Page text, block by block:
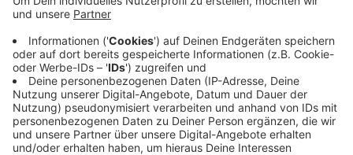
eine Tegball-Platte und erneuerte Flächen für
Basketball und Fußball. Für kleine Kinder wird es
eine Schaukel und eine Wippe geben. Im Frühjahr
soll der neue Spielplatz Münzstraße fertig sein.
Die Sanierung kostet rund 230.000 Euro.
Veröffentlicht:Mittwoch, 04.12.2024 16:12